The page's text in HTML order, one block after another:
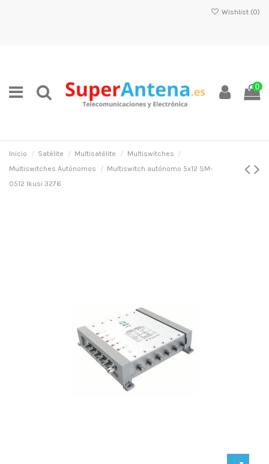
Wishlist (0)
0
Inicio Satélite Multisatélite
Multiswitches
Multiswitches Autónomos
Multiswitch autónomo 5x12 SM-
0512 Ikusi 3276